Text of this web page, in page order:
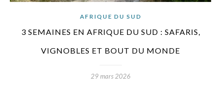
AFRIQUE DU SUD
3 SEMAINES EN AFRIQUE DU SUD : SAFARIS,
VIGNOBLES ET BOUT DU MONDE
29 mars 2026